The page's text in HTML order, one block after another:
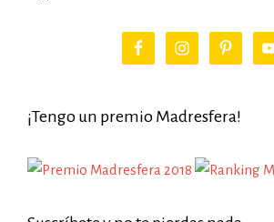
¡Tengo un premio Madresfera!